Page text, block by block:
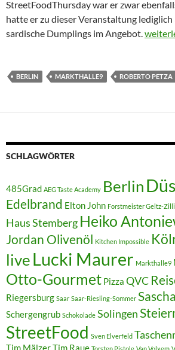
StreetFoodThursday war er zwar
hatte er zu dieser Veranstaltung lediglich
sardische Dumplings im Angebot.
BERLIN MARKTHALLE9 ROBERTO PETZA
SCHLAGWÖRTER
485Grad AEG Taste Academy Berlin
Edelbrand Elton John Forstmeister Geltz-
Haus Stemberg Heiko
Jordan Olivenöl Kitchen Impossible
liveLucki Maurer Markthalle9
Otto-Gourmet Pizza QVC
Riegersburg Saar Saar-Riesling-Sommer
Schergengrub Schokolade Solingen
StreetFood Sven Elverfeld